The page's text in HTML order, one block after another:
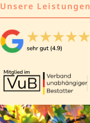
Unsere Leistungen